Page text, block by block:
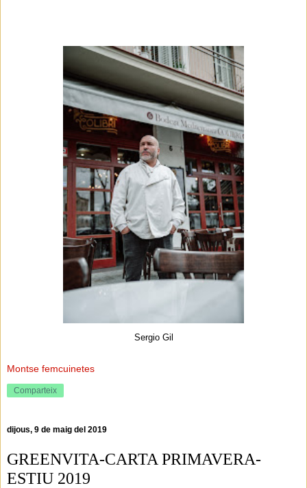
Sergio Gil
Montse femcuinetes
Comparteix
dijous, 9 de maig del 2019
GREENVITA-CARTA PRIMAVERA-
ESTIU 2019